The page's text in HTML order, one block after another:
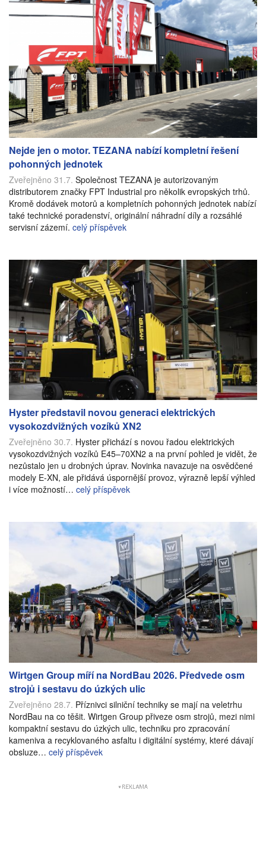
Nejde jen o motor. TEZANA nabízí kompletní řešení
pohonných jednotek
Zveřejněno 31.7. Společnost TEZANA je autorizovaným
distributorem značky FPT Industrial pro několik evropských trhů.
Kromě dodávek motorů a kompletních pohonných jednotek nabízí
také technické poradenství, originální náhradní díly a rozsáhlé
servisní zázemí. celý příspěvek
Hyster představil novou generaci elektrických
vysokozdvižných vozíků XN2
Zveřejněno 30.7. Hyster přichází s novou řadou elektrických
vysokozdvižných vozíků E45–70XN2 a na první pohled je vidět, že
nezůstalo jen u drobných úprav. Novinka navazuje na osvědčené
modely E-XN, ale přidává úspornější provoz, výrazně lepší výhled
i více možností… celý příspěvek
Wirtgen Group míří na NordBau 2026. Předvede osm
strojů i sestavu do úzkých ulic
Zveřejněno 28.7. Příznivci silniční techniky se mají na veletrhu
NordBau na co těšit. Wirtgen Group přiveze osm strojů, mezi nimi
kompaktní sestavu do úzkých ulic, techniku pro zpracování
kameniva a recyklovaného asfaltu i digitální systémy, které dávají
obsluze… celý příspěvek